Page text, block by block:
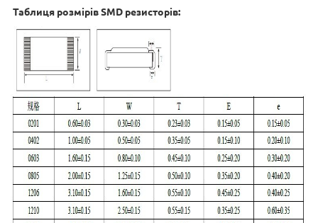
Таблиця розмірів SMD резисторів: